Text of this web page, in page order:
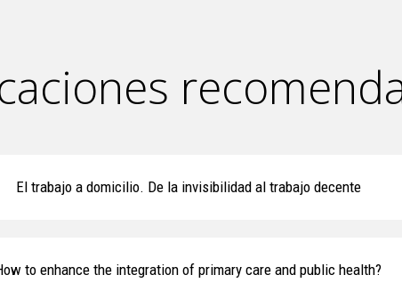
El trabajo a domicilio. De la invisibilidad al trabajo decente
to enhance the integration of primary care and public health?